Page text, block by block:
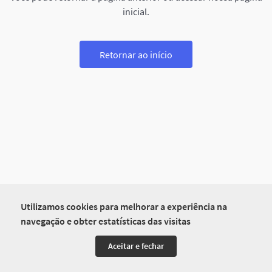
Utilizamos cookies para melhorar a experiência na
navegação e obter estatísticas das visitas
Aceitar e fechar
inicial.
Retornar ao início